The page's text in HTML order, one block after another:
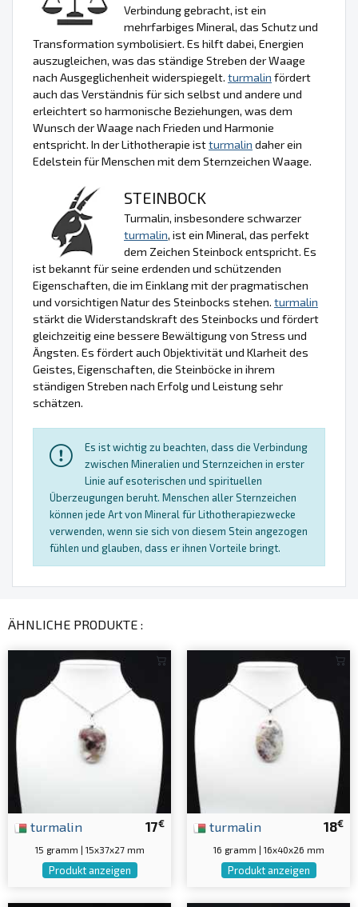
Verbindung gebracht, ist ein
mehrfarbiges Mineral, das Schutz und
Transformation symbolisiert. Es hilft dabei, Energien
auszugleichen, was das ständige Streben der Waage
nach Ausgeglichenheit widerspiegelt. turmalin fördert
auch das Verständnis für sich selbst und andere und
erleichtert so harmonische Beziehungen, was dem
Wunsch der Waage nach Frieden und Harmonie
entspricht. In der Lithotherapie istturmalin daher ein
Edelstein für Menschen mit dem Sternzeichen Waage.
STEINBOCK
Turmalin, insbesondere schwarzer
turmalin, ist ein Mineral, das perfekt
dem Zeichen Steinbock entspricht. Es
ist bekannt für seine erdenden und schützenden
Eigenschaften, die im Einklang mit der pragmatischen
und vorsichtigen Natur des Steinbocks stehen. turmalin
stärkt die Widerstandskraft des Steinbocks und fördert
gleichzeitig eine bessere Bewältigung von Stress und
Ängsten. Es fördert auch Objektivität und Klarheit des
Geistes, Eigenschaften, die Steinböcke in ihrem
ständigen Streben nach Erfolg und Leistung sehr
schätzen.
Es ist wichtig zu beachten, dass die Verbindung
zwischen Mineralien und Sternzeichen in erster
Linie auf esoterischen und spirituellen
Überzeugungen beruht. Menschen aller Sternzeichen
können jede Art von Mineral für Lithotherapiezwecke
verwenden, wenn sie sich von diesem Stein angezogen
fühlen und glauben, dass er ihnen Vorteile bringt.
ÄHNLICHE PRODUKTE :
17€
turmalin
15 gramm | 15x37x27 mm
Produkt anzeigen
18€
turmalin
16 gramm | 16x40x26 mm
Produkt anzeigen